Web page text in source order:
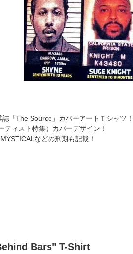
「The Source」カバーアートＴシャツ！
ティスト特集）カバーデザイン！
などの刑期も記載！
Bars" T-Shirt